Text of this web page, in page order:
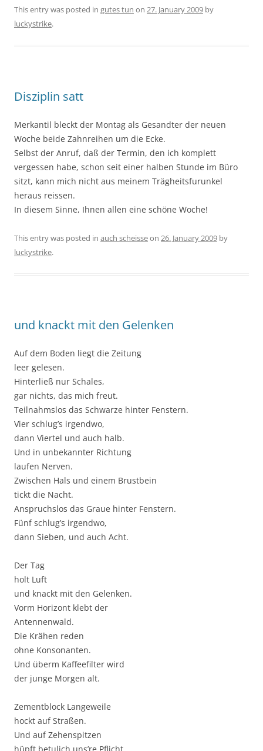
This entry was posted in gutes tun on 27. January 2009 by
luckystrike.
Disziplin satt
Merkantil bleckt der Montag als Gesandter der neuen
Woche beide Zahnreihen um die Ecke.
Selbst der Anruf, daß der Termin, den ich komplett
vergessen habe, schon seit einer halben Stunde im Büro
sitzt, kann mich nicht aus meinem Trägheitsfurunkel
heraus reissen.
In diesem Sinne, Ihnen allen eine schöne Woche!
This entry was posted in auch scheisseon 26. January 2009 by
luckystrike.
und knackt mit den Gelenken
Auf dem Boden liegt die Zeitung
leer gelesen.
Hinterließ nur Schales,
gar nichts, das mich freut.
Teilnahmslos das Schwarze hinter Fenstern.
Vier schlug’s irgendwo,
dann Viertel und auch halb.
Und in unbekannter Richtung
laufen Nerven.
Zwischen Hals und einem Brustbein
tickt die Nacht.
Anspruchslos das Graue hinter Fenstern.
Fünf schlug’s irgendwo,
dann Sieben, und auch Acht.
Der Tag
holt Luft
und knackt mit den Gelenken.
Vorm Horizont klebt der
Antennenwald.
Die Krähen reden
ohne Konsonanten.
Und überm Kaffeefilter wird
der junge Morgen alt.
Zementblock Langeweile
hockt auf Straßen.
Und auf Zehenspitzen